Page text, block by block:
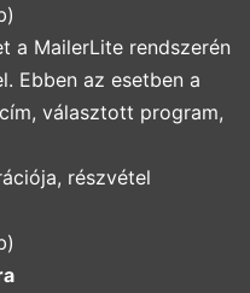
a MailerLite rendszerén
Ebben az esetben a
választott program,
részvétel